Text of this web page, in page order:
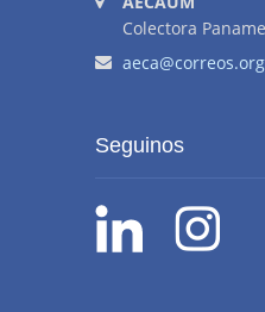
Colectora
Seguinos